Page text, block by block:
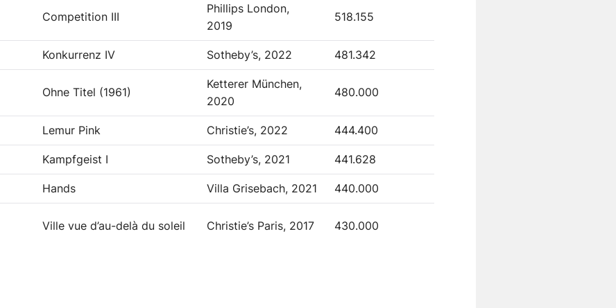
Competition III
Phillips London,
2019
518.155
Konkurrenz IV Sotheby’s, 2022 481.342
Ohne Titel (1961)
Ketterer München,
2020
480.000
Lemur Pink Christie’s, 2022 444.400
Kampfgeist I Sotheby’s, 2021 441.628
Hands Villa Grisebach, 2021 440.000
Ville vue d’au-delà du soleil Christie’s Paris, 2017 430.000